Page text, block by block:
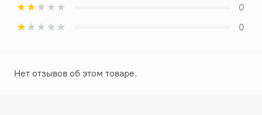
0
0
Нет отзывов об этом товаре.